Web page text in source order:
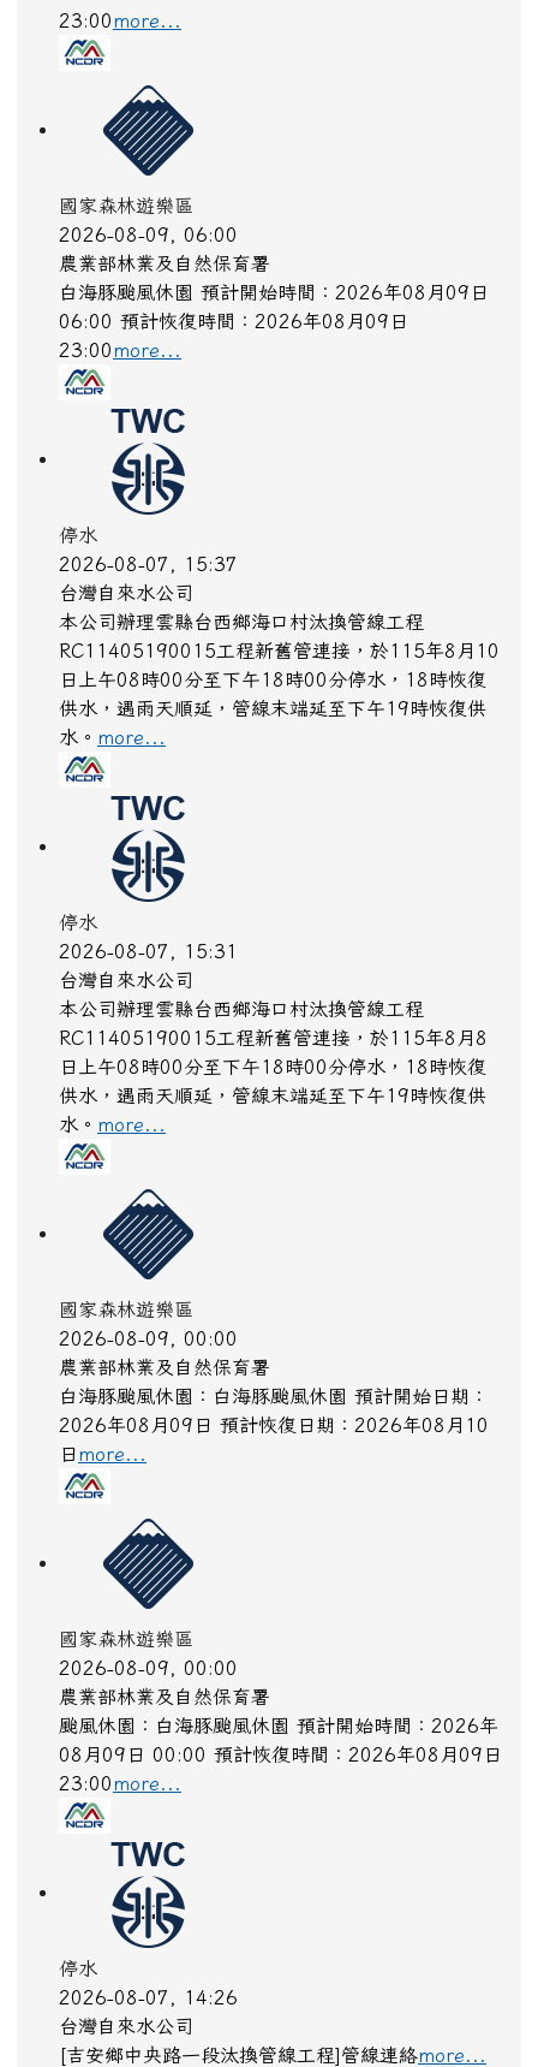
2026-08-09, 06:00
農業部林業及自然保育署
白海豚颱風休園 預計開始時間：2026年08月09日
06:00 預計恢復時間：2026年08月09日
23:00 more...
2026-08-07, 15:37
台灣自來水公司
本公司辦理雲縣台西鄉海口村汰換管線工程
RC11405190015工程新舊管連接，於115年8月10
日上午08時00分至下午18時00分停水，18時恢復
供水，遇雨天順延，管線末端延至下午19時恢復供
水。 more...
2026-08-07, 15:31
台灣自來水公司
本公司辦理雲縣台西鄉海口村汰換管線工程
RC11405190015工程新舊管連接，於115年8月8
日上午08時00分至下午18時00分停水，18時恢復
供水，遇雨天順延，管線末端延至下午19時恢復供
水。 more...
2026-08-09, 00:00
農業部林業及自然保育署
白海豚颱風休園：白海豚颱風休園 預計開始日期：
2026年08月09日 預計恢復日期：2026年08月10
日more...
2026-08-09, 00:00
農業部林業及自然保育署
颱風休園：白海豚颱風休園 預計開始時間：2026年
08月09日 00:00 預計恢復時間：2026年08月09日
23:00 more...
2026-08-07, 14:26
台灣自來水公司
[吉安鄉中央路一段汰換管線工程]管線連絡